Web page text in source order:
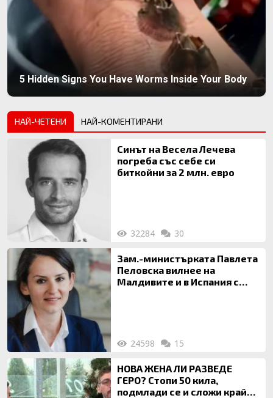
5 Hidden Signs You Have Worms Inside Your Body
НАЙ-ЧЕТЕНИ НАЙ-КОМЕНТИРАНИ
Синът на Весела Лечева
погреба със себе си
биткойни за 2 млн. евро
32284 30
Зам.-министърката Павлета
Пеловска вилнее на
Малдивите и в Испания с
24598 15
НОВА ЖЕНА ЛИ РАЗВЕДЕ
ГЕРО? Стопи 50 кила,
подмлади се и сложи край